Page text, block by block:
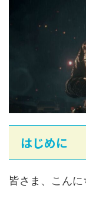
はじめに
皆さま、こんに